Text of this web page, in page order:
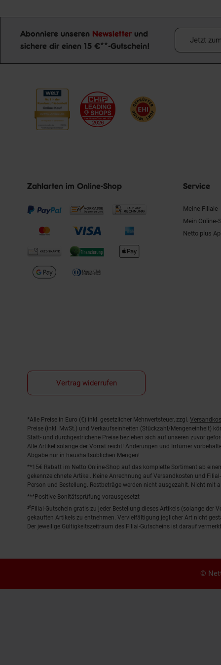
Newsletter Anmeldung
Abonniere unseren Newsletter und
sichere dir einen 15 €**-Gutschein!
Jetzt
Zahlarten im Online-Shop Service
Meine Filiale
Mein Online-
Netto plus
Vertrag widerrufen
Fußnoten
*Alle Preise in Euro (€) inkl. gesetzlicher Mehrwertsteuer, zzgl.
Preise (inkl. MwSt.) und Verkaufseinheiten (Stückzahl/Mengeneinheit)
Statt- und durchgestrichene Preise beziehen sich auf unseren zuvor
Alle Artikel solange der Vorrat reicht! Änderungen und Irrtümer
Abgabe nur in haushaltsüblichen Mengen!
**15€ Rabatt im Netto Online-Shop auf das komplette Sortiment ab
gekennzeichnete Artikel. Keine Anrechnung auf Versandkosten und
Person und Bestellung. Restbeträge werden nicht ausgezahlt. Nicht mit
***Positive Bonitätsprüfung vorausgesetzt
²⁰Filial-Gutschein gratis zu jeder Bestellung dieses Artikels (solange
gekauften Artikels zu entnehmen. Vervielfältigung jeglicher Art nicht
Der jeweilige Gültigkeitszeitraum des Filial-Gutscheins ist darauf vermerkt.
©